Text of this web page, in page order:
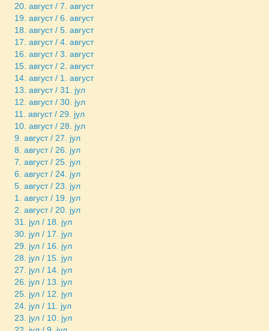
20. август / 7. август
19. август / 6. август
18. август / 5. август
17. август / 4. август
16. август / 3. август
15. август / 2. август
14. август / 1. август
13. август / 31. јул
12. август / 30. јул
11. август / 29. јул
10. август / 28. јул
9. август / 27. јул
8. август / 26. јул
7. август / 25. јул
6. август / 24. јул
5. август / 23. јул
1. август / 19. јул
2. август / 20. јул
31. јул / 18. јул
30. јул / 17. јул
29. јул / 16. јул
28. јул / 15. јул
27. јул / 14. јул
26. јул / 13. јул
25. јул / 12. јул
24. јул / 11. јул
23. јул / 10. јул